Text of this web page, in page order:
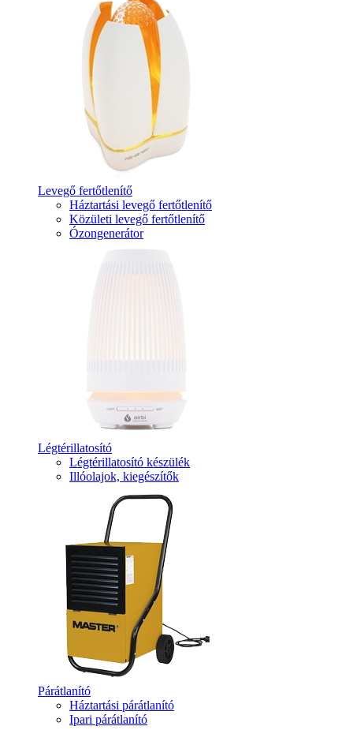
Levegő fertőtlenítő
Háztartási levegő fertőtlenítő
Közületi levegő fertőtlenítő
Ózongenerátor
Légtérillatosító
Légtérillatosító készülék
Illóolajok, kiegészítők
Párátlanító
Háztartási párátlanító
Ipari párátlanító